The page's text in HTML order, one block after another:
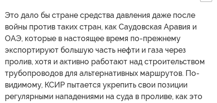
Это дало бы стране средства давления даже после
войны против таких стран, как Саудовская Аравия и
ОАЭ, которые в настоящее время по-прежнему
экспортируют большую часть нефти и газа через
пролив, хотя и активно работают над строительством
трубопроводов для альтернативных маршрутов. По-
видимому, КСИР пытается укрепить свои позиции
регулярными нападениями на суда в проливе, как это